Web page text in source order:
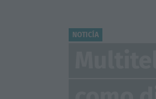
NOTICÍA